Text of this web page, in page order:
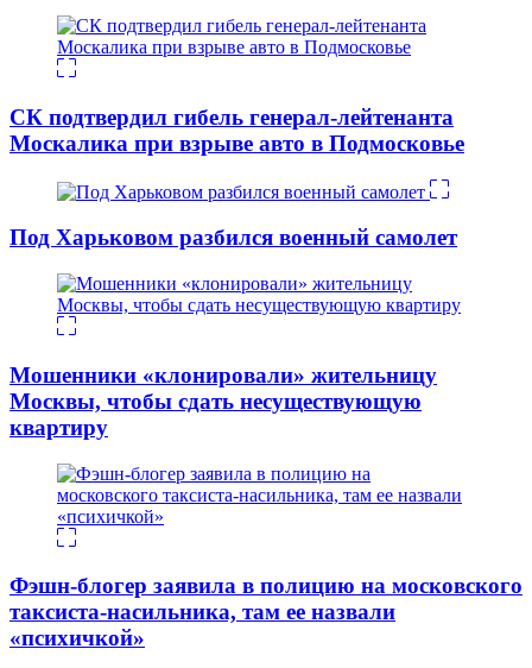
СК подтвердил гибель генерал-лейтенанта
Москалика при взрыве авто в Подмосковье
Под Харьковом разбился военный самолет
Мошенники «клонировали» жительницу
Москвы, чтобы сдать несуществующую
квартиру
Фэшн-блогер заявила в полицию на московского
таксиста-насильника, там ее назвали
«психичкой»